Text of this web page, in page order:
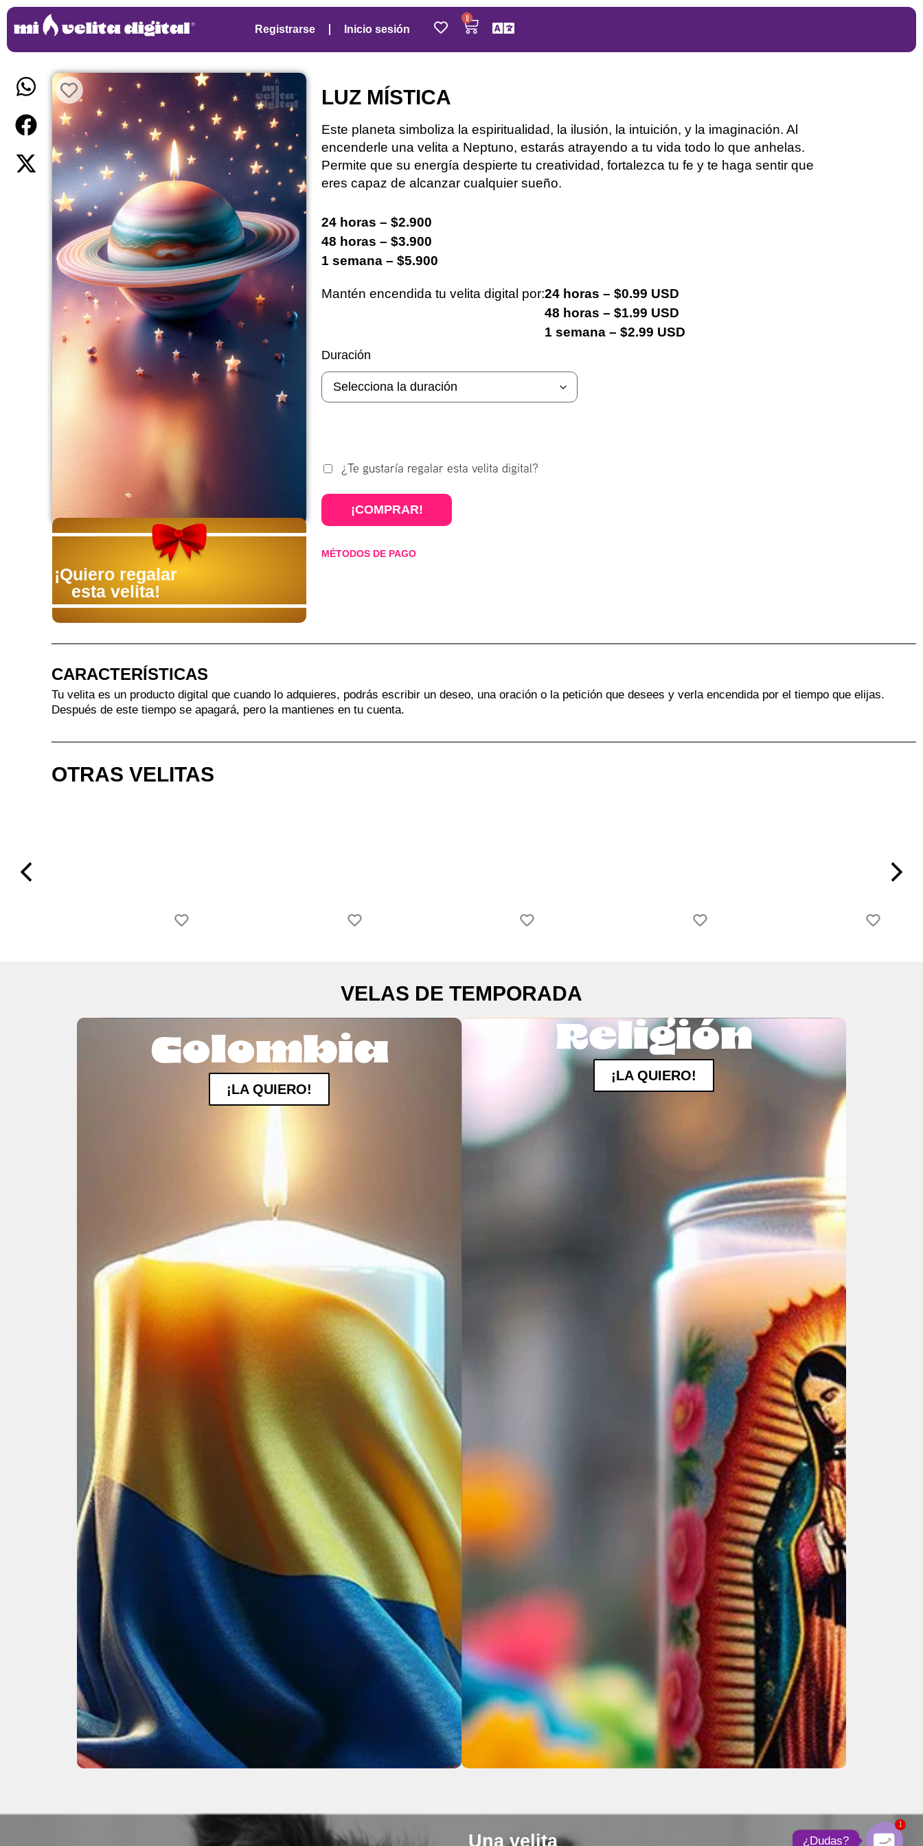
Registrarse Inicio sesión
0
¡Quiero regalar
esta velita!
LUZ MÍSTICA
Este planeta simboliza la espiritualidad, la ilusión, la intuición, y la imaginación. Al
encenderle una velita a Neptuno, estarás atrayendo a tu vida todo lo que anhelas.
Permite que su energía despierte tu creatividad, fortalezca tu fe y te haga sentir que
eres capaz de alcanzar cualquier sueño.
24 horas – $2.900
48 horas – $3.900
1 semana – $5.900
Mantén encendida tu velita digital por:24 horas – $0.99 USD
48 horas – $1.99 USD
1 semana – $2.99 USD
Duración
¿Te gustaría regalar esta velita digital?
¡COMPRAR!
MÉTODOS DE PAGO
CARACTERÍSTICAS
Tu velita es un producto digital que cuando lo adquieres, podrás escribir un deseo, una oración o la petición que desees y verla encendida por el tiempo que elijas.
Después de este tiempo se apagará, pero la mantienes en tu cuenta.
OTRAS VELITAS
VELAS DE TEMPORADA
Colombia
¡LA QUIERO!
Religión
¡LA QUIERO!
Una velita
¿Dudas?
1